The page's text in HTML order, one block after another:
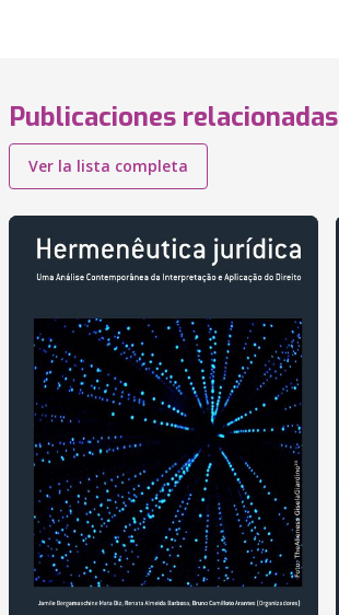
Publicaciones relacionadas
Ver la lista completa